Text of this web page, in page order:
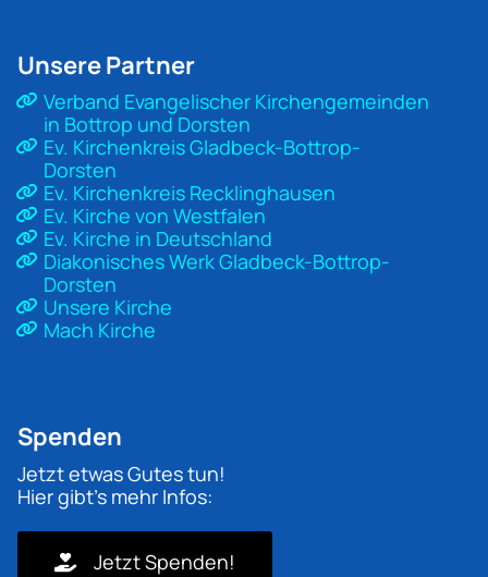
Unsere Partner
Verband Evangelischer Kirchengemeinden
in Bottrop und Dorsten
Ev. Kirchenkreis Gladbeck-Bottrop-
Dorsten
Ev. Kirchenkreis Recklinghausen
Ev. Kirche von Westfalen
Ev. Kirche in Deutschland
Diakonisches Werk Gladbeck-Bottrop-
Dorsten
Unsere Kirche
Mach Kirche
Spenden
Jetzt etwas Gutes tun!
Hier gibt's mehr Infos:
Jetzt Spenden!